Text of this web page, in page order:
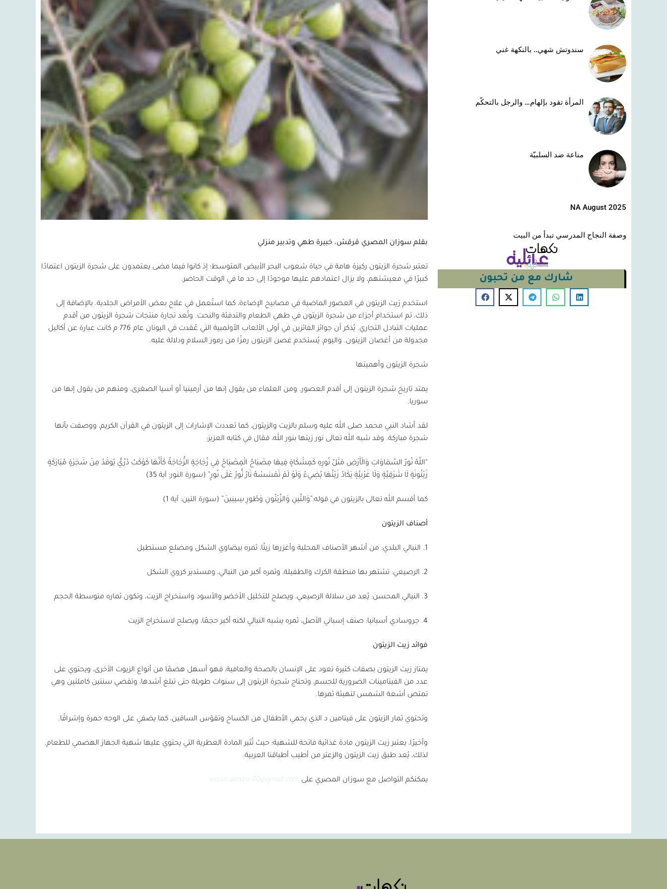
سندوتش شهي.. بالنكهة غني
المرأة تقود بإلهام… والرجل بالتحكّم
مناعة ضد السلبيّة
NA August 2025
وصفة النجاح المدرسي تبدأ من البيت
شارك مع من تحبون
بقلم سوزان المصري قرقش، خبيرة طهي وتدبير منزلي
تعتبر شجرة الزيتون ركيزة هامة في حياة شعوب البحر الأبيض المتوسط؛ إذ كانوا فيما مضى يعتمدون على شجرة الزيتون اعتمادًا
كبيرًا في معيشتهم، ولا يزال اعتمادهم عليها موجودًا إلى حد ما في الوقت الحاضر.
استخدم زيت الزيتون في العصور الماضية في مصابيح الإضاءة، كما استُعمل في علاج بعض الأمراض الجلدية. بالإضافة إلى
ذلك، تم استخدام أجزاء من شجرة الزيتون في طهي الطعام والتدفئة والنحت. وتُعد تجارة منتجات شجرة الزيتون من أقدم
عمليات التبادل التجاري. يُذكر أن جوائز الفائزين في أولى الألعاب الأولمبية التي عُقدت في اليونان عام 776 م كانت عبارة عن أكاليل
مجدولة من أغصان الزيتون. واليوم، يُستخدم غصن الزيتون رمزًا من رموز السلام ودلالة عليه.
شجرة الزيتون وأهميتها
يمتد تاريخ شجرة الزيتون إلى أقدم العصور. ومن العلماء من يقول إنها من أرمينيا أو آسيا الصغرى، ومنهم من يقول إنها من
سوريا.
لقد أشاد النبي محمد صلى الله عليه وسلم بالزيت والزيتون، كما تعددت الإشارات إلى الزيتون في القرآن الكريم، ووصفت بأنها
شجرة مباركة. وقد شبه الله تعالى نور زيتها بنور الله، فقال في كتابه العزيز:
“اللَّهُ نُورُ السَّمَاوَاتِ وَالْأَرْضِ مَثَلُ نُورِهِ كَمِشْكَاةٍ فِيهَا مِصْبَاحٌ الْمِصْبَاحُ فِي زُجَاجَةٍ الزُّجَاجَةُ كَأَنَّهَا كَوْكَبٌ دُرِّيٌّ يُوقَدُ مِنْ شَجَرَةٍ مُبَارَكَةٍ
زَيْتُونَةٍ لَا شَرْقِيَّةٍ وَلَا غَرْبِيَّةٍ يَكَادُ زَيْتُهَا يُضِيءُ وَلَوْ لَمْ تَمْسَسْهُ نَارٌ نُّورٌ عَلَى نُورٍ” (سورة النور: آية 35)
كما أقسم الله تعالى بالزيتون في قوله:”وَالتِّينِ وَالزَّيْتُونِ وَطُورِ سِينِينَ” (سورة التين: آية 1)
أصناف الزيتون
1. النبالي البلدي: من أشهر الأصناف المحلية وأغزرها زيتًا، ثمره بيضاوي الشكل ومضلع مستطيل
2. الرصيعي: تشتهر بها منطقة الكرك والطفيلة، وثمره أكبر من النبالي، ومستدير كروي الشكل
3. النبالي المحسن: يُعد من سلالة الرصيعي، ويصلح للتخليل الأخضر والأسود واستخراج الزيت، وتكون ثماره متوسطة الحجم
4. جروسادي أسبانيا: صنف إسباني الأصل، ثمره يشبه النبالي لكنه أكبر حجمًا، ويصلح لاستخراج الزيت
فوائد زيت الزيتون
يمتاز زيت الزيتون بصفات كثيرة تعود على الإنسان بالصحة والعافية، فهو أسهل هضمًا من أنواع الزيوت الأخرى، ويحتوي على
عدد من الفيتامينات الضرورية للجسم، وتحتاج شجرة الزيتون إلى سنوات طويلة حتى تبلغ أشدها، وتقضي سنتين كاملتين وهي
تمتص أشعة الشمس لتهيئة ثمرها.
وتحتوي ثمار الزيتون على فيتامين د الذي يحمي الأطفال من الكساح وتقوّس الساقين، كما يضفي على الوجه حمرة وإشراقًا.
وأخيرًا، يعتبر زيت الزيتون مادة غذائية فاتحة للشهية؛ حيث تُثير المادة العطرية التي يحتوي عليها شهية الجهاز الهضمي للطعام.
لذلك، يُعد طبق زيت الزيتون والزعتر من أطيب أطباقنا العربية.
يمكنكم التواصل مع سوزان المصري على suzan.almasri70@gmail.com